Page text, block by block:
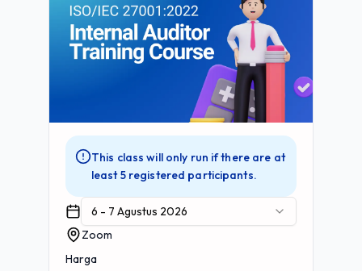
This class will only run if there are at
least 5 registered participants.
6 - 7 Agustus 2026
Zoom
Harga